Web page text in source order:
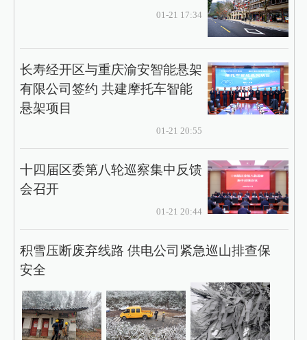
01-21 17:34
长寿经开区与重庆渝安智能悬架
有限公司签约 共建摩托车智能
悬架项目
01-21 20:55
十四届区委第八轮巡察集中反馈
会召开
01-21 20:44
积雪压断废弃线路 供电公司紧急巡山排查保
安全